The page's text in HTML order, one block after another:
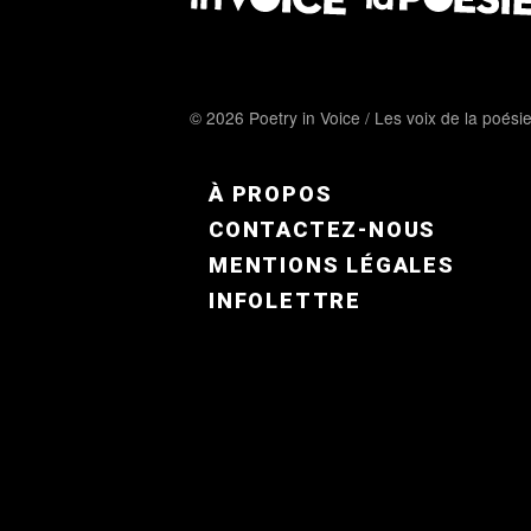
© 2026 Poetry in Voice / Les voix de la poésie
FOOTER MENU FR
À PROPOS
CONTACTEZ-NOUS
MENTIONS LÉGALES
INFOLETTRE